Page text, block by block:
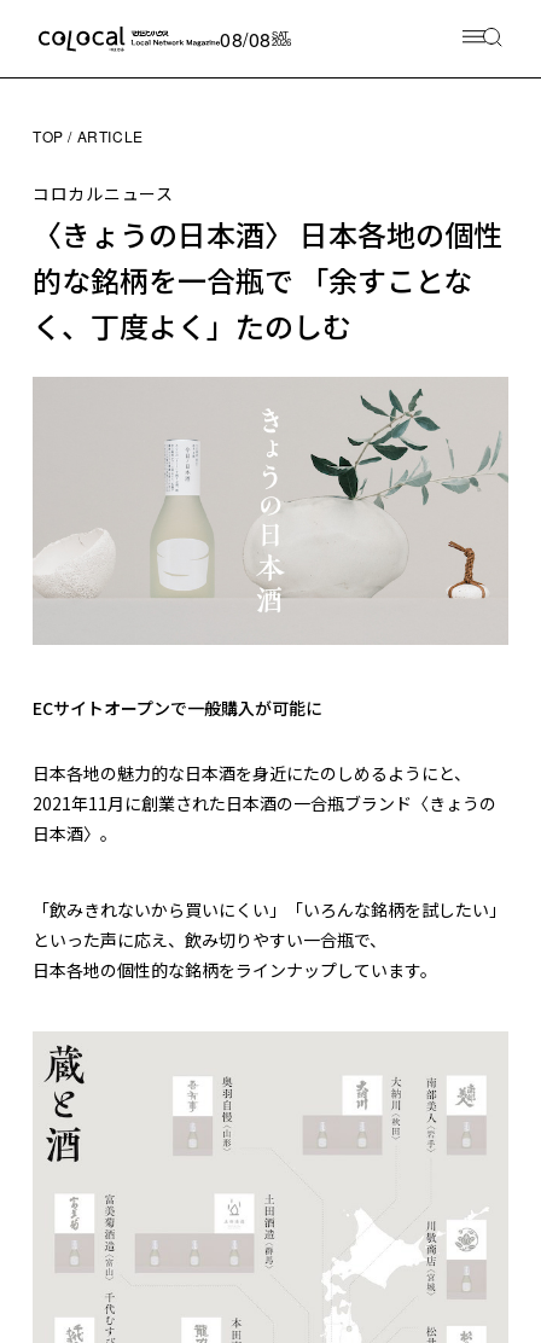
08/08SAT
2026
TOP ARTICLE
コロカルニュース
〈きょうの日本酒〉 日本各地の個性
的な銘柄を一合瓶で 「余すことな
く、丁度よく」たのしむ
ECサイトオープンで一般購入が可能に
日本各地の魅力的な日本酒を身近にたのしめるようにと、
2021年11月に創業された日本酒の一合瓶ブランド〈きょうの
日本酒〉。
「飲みきれないから買いにくい」「いろんな銘柄を試したい」
といった声に応え、飲み切りやすい一合瓶で、
日本各地の個性的な銘柄をラインナップしています。